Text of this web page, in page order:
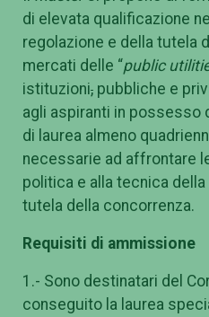
di elevata qualificazione
regolazione e della tutela
mercati delle “public
istituzioni, pubbliche e
agli aspiranti in possesso
di laurea almeno
necessarie ad affrontare
politica e alla tecnica
tutela della concorrenza.
Requisiti di ammissione
1.- Sono destinatari del
conseguito la laurea